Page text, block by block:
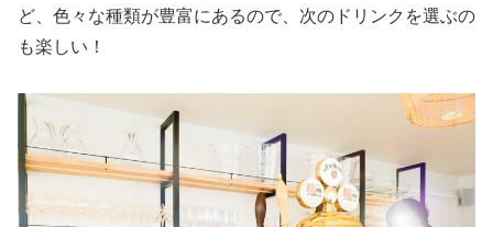
ど、色々な種類が豊富にあるので、次のドリンクを選ぶの
も楽しい！